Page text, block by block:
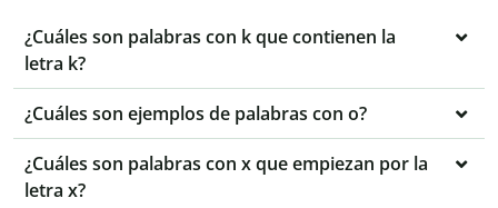
¿Cuáles son palabras con k que contienen la
letra k?
¿Cuáles son ejemplos de palabras con o?
¿Cuáles son palabras con x que empiezan por la
letra x?